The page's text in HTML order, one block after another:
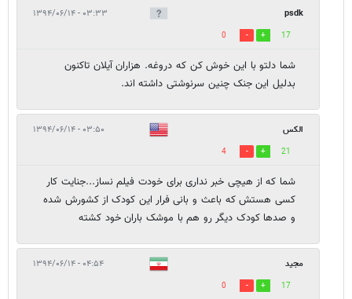
psdk ۰۳:۳۳ - ۱۳۹۴/۰۶/۱۴
17
0
شما دلتو با این خوش کن که دروغه. هزاران آیلان تاکنون
بدلیل این جنک چنین سرنوشتی داشته اند.
الکس ۰۳:۵۰ - ۱۳۹۴/۰۶/۱۴
21
4
شما که از هیچی خبر نداری برای خودت فیلم نساز...جنایت کار
کسی هستش که باعث و بانی فرار این کودک از کشورش شده
و صدها کودک دیگر رو هم با موشک باران خود کشته
مجید ۰۴:۵۴ - ۱۳۹۴/۰۶/۱۴
17
0